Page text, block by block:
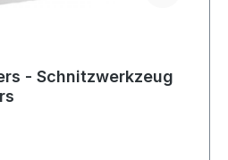
von 5 von 5 Sternen
- Schnitzwerkzeug